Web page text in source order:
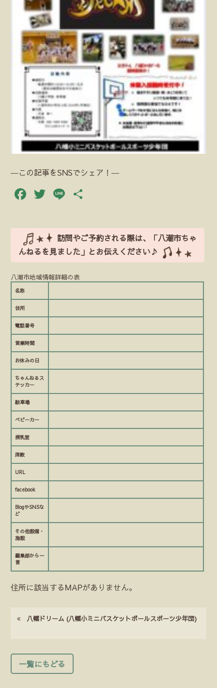
―この記事をSNSでシェア！―
Facebook
Twitter
Line
訪問やご予約される際は、「八潮市ちゃ
んねるを見ました」とお伝えください♪
八潮市地域情報詳細の表
名称
住所
電話番号
営業時間
お休みの日
ちゃんねるス
テッカー
駐車場
ベビーカー
授乳室
席数
URL
facebook
BlogやSNSな
ど
その他設備・
施設
編集部から一
言
住所に該当するMAPがありません。
八幡ドリーム (八幡小ミニバスケットボールスポーツ少年団)
一覧にもどる